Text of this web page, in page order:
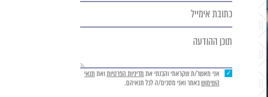
אימייל
ההודעה
אני מאשר/ת שקראתי והבנתי את מדיניות הפרטיותואת תנאי
השימושבאתר ואני מסכים/ה לכל תנאיהם.